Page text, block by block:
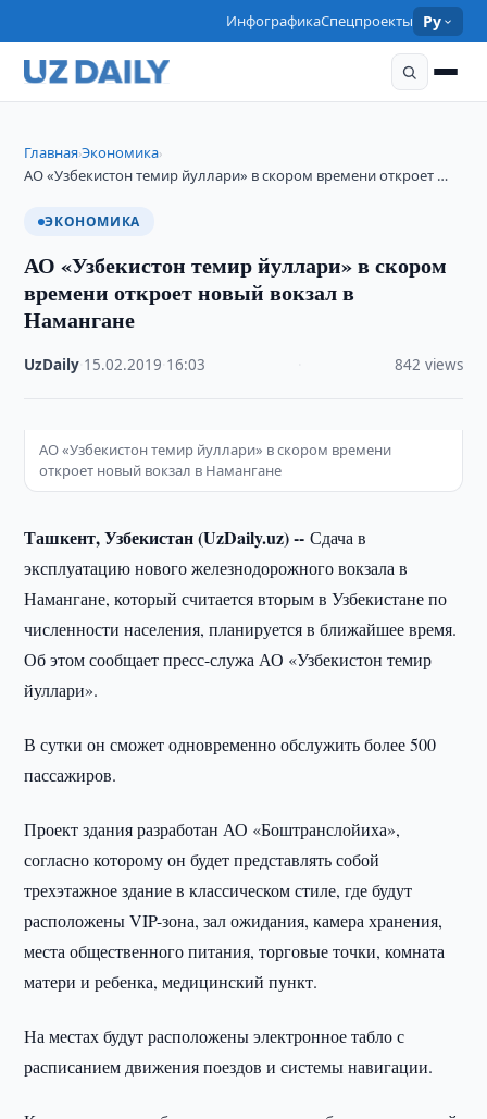
ИнфографикаСпецпроекты Ру
Главная›Экономика›
АО «Узбекистон темир йуллари» в скором времени откроет …
ЭКОНОМИКА
АО «Узбекистон темир йуллари» в скором
времени откроет новый вокзал в
Намангане
UzDaily 15.02.2019 16:03 842 views
АО «Узбекистон темир йуллари» в скором времени
откроет новый вокзал в Намангане
Ташкент, Узбекистан (UzDaily.uz) --Сдача в
эксплуатацию нового железнодорожного вокзала в
Намангане, который считается вторым в Узбекистане по
численности населения, планируется в ближайшее время.
Об этом сообщает пресс-служа АО «Узбекистон темир
йуллари».
В сутки он сможет одновременно обслужить более 500
пассажиров.
Проект здания разработан АО «Боштранслойиха»,
согласно которому он будет представлять собой
трехэтажное здание в классическом стиле, где будут
расположены VIP-зона, зал ожидания, камера хранения,
места общественного питания, торговые точки, комната
матери и ребенка, медицинский пункт.
На местах будут расположены электронное табло с
расписанием движения поездов и системы навигации.